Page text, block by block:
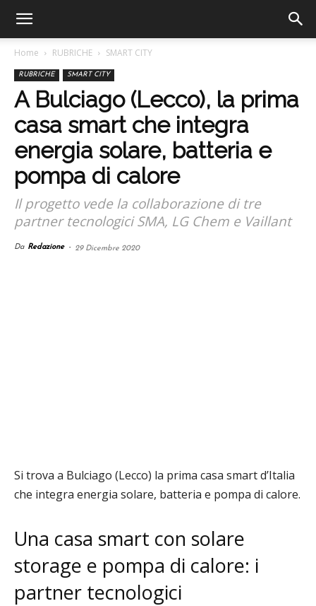
Home RUBRICHE SMART CITY
RUBRICHE SMART CITY
A Bulciago (Lecco), la prima
casa smart che integra
energia solare, batteria e
pompa di calore
Il progetto vede la collaborazione di tre
partner tecnologici SMA, LG Chem e Vaillant
Da Redazione - 29 Dicembre 2020
Si trova a Bulciago (Lecco) la prima casa smart d’Italia
che integra energia solare, batteria e pompa di calore.
Una casa smart con solare
storage e pompa di calore: i
partner tecnologici